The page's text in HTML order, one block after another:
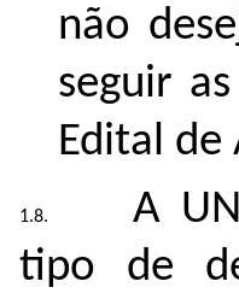
não
seguir
Edital de
A
tipo de